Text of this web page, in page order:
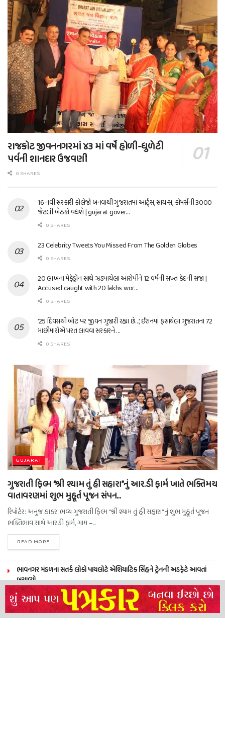
રાજકોટ જીવનનગરમાં ૪૩ માં વર્ષે હોળી-ધુળેટી
પર્વની શાનદાર ઉજવણી
0 SHARES
16 નવી સરકારી કોલેજો બનવાથી ગુજરાતમાં આર્ટ્સ, સાયન્સ, કોમર્સની 3000
જેટલી બેઠકો વધશે | gujarat gover…
0 SHARES
23 Celebrity Tweets You Missed From The Golden Globes
0 SHARES
20 લાખના મેફેડ્રોન સાથે ઝડપાયેલા આરોપીને 12 વર્ષની સખ્ત કેદની સજા |
Accused caught with 20 lakhs wor…
0 SHARES
’25 દિવસથી બોટ પર જીવન ગુજારી રહ્યા છે…’, ઈરાનમાં ફસાયેલા ગુજરાતના 72
માછીમારોએ પરત લાવવા સરકારને …
0 SHARES
GUJARAT
ગુજરાતી ફિલ્મ “શ્રી શ્યામ તું હી સહારા”નું આર.ડી ફાર્મ ખાતે ભક્તિમય
વાતાવરણમાં શુભ મુહૂર્ત પૂજન સંપન…
રિપોર્ટર: અનુજ ઠાકર. ભવ્ય ગુજરાતી ફિલ્મ “શ્રી શ્યામ તું હી સહારા”નું શુભ મુહૂર્ત પૂજન
ભક્તિભાવ સાથે આર.ડી ફાર્મ, ગામ –...
READ MORE
ભાવનગર મંડળના સતર્ક લોકો પાયલોટે એશિયાટિક સિંહને ટ્રેનની અડફેટે આવતાં
બચાવ્યો
NEERAJ TIWARI’S ACTION FRANCHISE ROLLS WITH TIGER SHROFF,
REMO D’SOUZA AND A POWER-PACKED ENSEMBLE
ધારી પત્રકાર સંઘ – અમરેલી બ્રોડગેજ કમેટી દ્વારા જીલ્લા કલેકટર ને આવેદનપત્ર